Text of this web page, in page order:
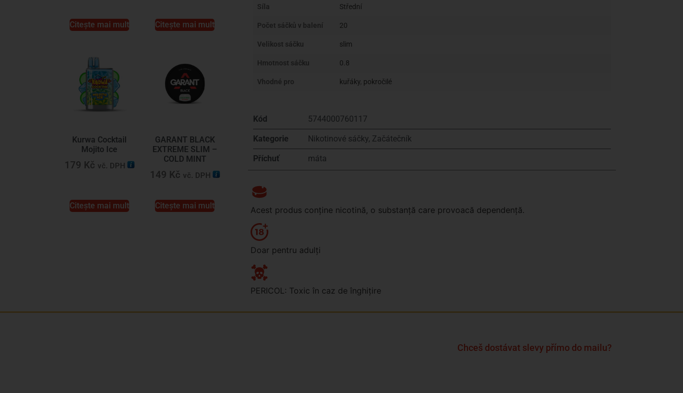
Citește mai mult Citește mai mult
Kurwa Cocktail
Mojito Ice
179 Kč vč. DPH
Citește mai mult
GARANT BLACK
EXTREME SLIM –
COLD MINT
149 Kč vč. DPH
Citește mai mult
Síla Střední
Počet sáčků v balení 20
Velikost sáčku slim
Hmotnost sáčku 0.8
Vhodné pro kuřáky, pokročilé
Kód 5744000760117
Kategorie Nikotinové sáčky, Začátečník
Příchuť máta
Acest produs conține nicotină, o substanță care provoacă dependență.
Doar pentru adulți
PERICOL: Toxic în caz de înghițire
Chceš dostávat slevy přímo do mailu?